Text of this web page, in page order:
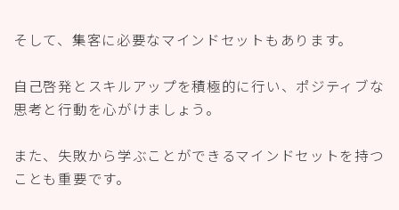
そして、集客に必要なマインドセットもあります。
自己啓発とスキルアップを積極的に行い、ポジティブな
思考と行動を心がけましょう。
また、失敗から学ぶことができるマインドセットを持つ
ことも重要です。